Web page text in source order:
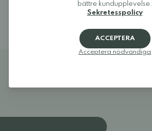
bättre kundupplevelse.
Sekretesspolicy
ACCEPTERA
Acceptera nödvändiga